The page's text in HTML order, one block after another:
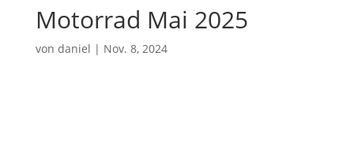
Motorrad Mai 2025
von daniel | Nov. 8, 2024